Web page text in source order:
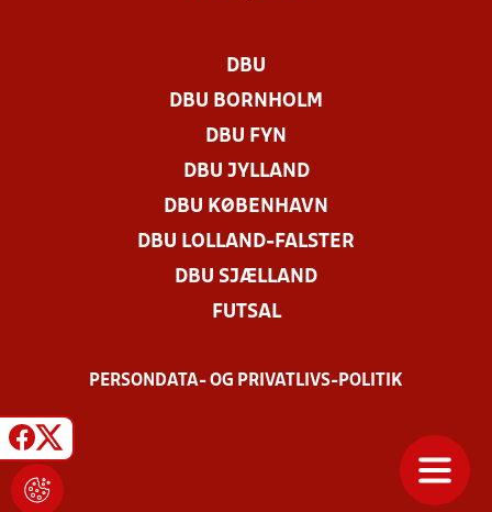
DBU
DBU BORNHOLM
DBU FYN
DBU JYLLAND
DBU KØBENHAVN
DBU LOLLAND-FALSTER
DBU SJÆLLAND
FUTSAL
PERSONDATA- OG PRIVATLIVS-POLITIK